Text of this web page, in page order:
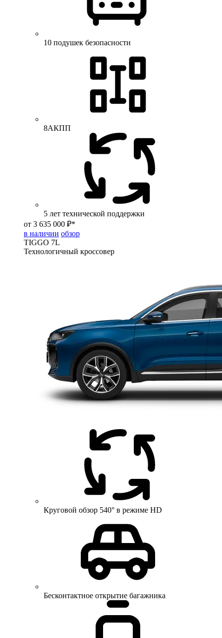
10 подушек безопасности
8АКПП
5 лет технической поддержки
от 3 635 000 ₽*
в наличии обзор
TIGGO 7L
Технологичный кроссовер
Круговой обзор 540° в режиме HD
Бесконтактное открытие багажника